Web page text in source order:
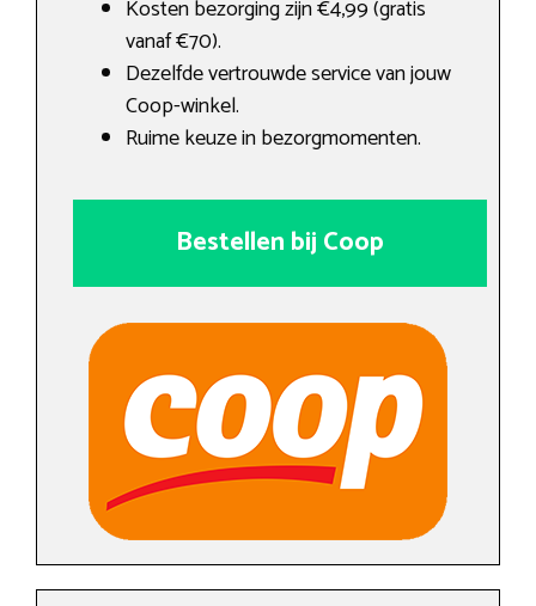
Kosten bezorging zijn €4,99 (gratis
vanaf €70).
Dezelfde vertrouwde service van jouw
Coop-winkel.
Ruime keuze in bezorgmomenten.
Bestellen bij Coop